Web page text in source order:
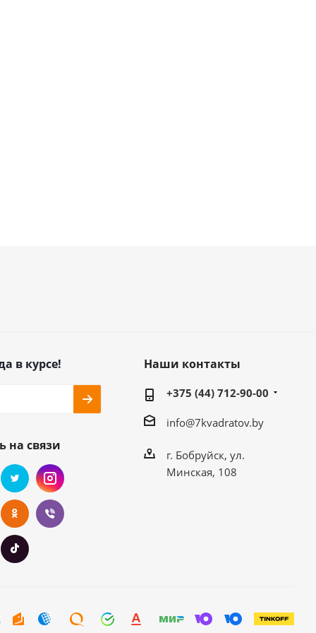
в курсе!
на связи
Наши контакты
+375 (44) 712-90-00
info@7kvadratov.by
г. Бобруйск, ул.
Минская, 108